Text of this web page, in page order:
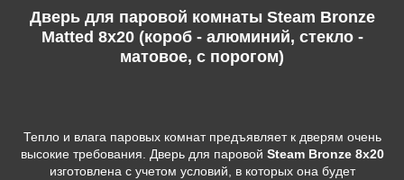
Дверь для паровой комнаты Steam Bronze
Matted 8х20 (короб - алюминий, стекло -
матовое, с порогом)
Тепло и влага паровых комнат предъявляет к дверям очень
высокие требования. Дверь для паровой Steam Bronze 8х20
изготовлена с учетом условий, в которых она будет